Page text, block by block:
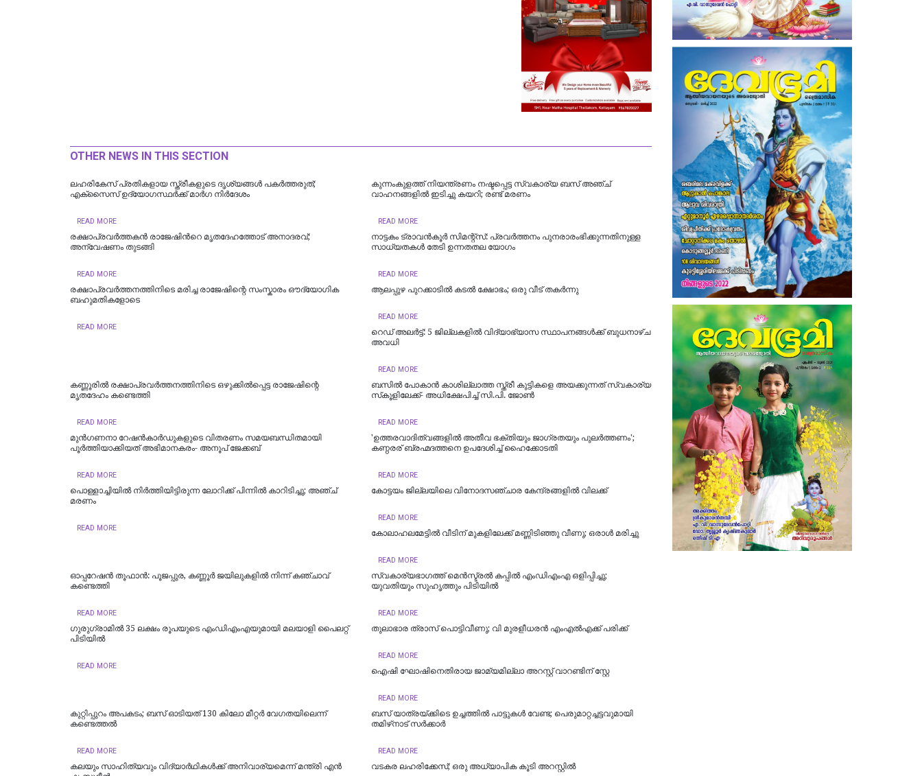
OTHER NEWS IN THIS SECTION
ലഹരികേസ് പ്രതികളായ സ്ത്രീകളുടെ ദൃശ്യങ്ങള്‍ പകര്‍ത്തരുത്;
എക്സൈസ് ഉദ്യോഗസ്ഥര്‍ക്ക് മാര്‍ഗ നിര്‍ദേശം
READ MORE
കുന്നംകുളത്ത് നിയന്ത്രണം നഷ്ടപ്പെട്ട സ്വകാര്യ ബസ് അഞ്ച്
വാഹനങ്ങളിൽ ഇടിച്ചു കയറി; രണ്ട് മരണം
READ MORE
രക്ഷാപ്രവർത്തകൻ രാജേഷിന്‍റെ മൃതദേഹത്തോട് അനാദരവ്;
അന്വേഷണം തുടങ്ങി
READ MORE
നാട്ടകം ട്രാവൻകൂർ സിമന്റ്സ്: പ്രവർത്തനം പുനരാരംഭിക്കുന്നതിനുള്ള
സാധ്യതകൾ തേടി ഉന്നതതല യോഗം
READ MORE
രക്ഷാപ്രവർത്തനത്തിനിടെ മരിച്ച രാജേഷിന്റെ സംസ്കാരം ഔദ്യോ​ഗിക
ബഹുമതികളോടെ
READ MORE
ആലപ്പുഴ പുറക്കാടിൽ കടൽ ക്ഷോഭം; ഒരു വീട് തകർന്നു
READ MORE
റെഡ് അലർട്ട്: 5 ജില്ലകളിൽ വിദ്യാഭ്യാസ സ്ഥാപനങ്ങൾക്ക് ബുധനാഴ്ച
അവധി
READ MORE
കണ്ണൂരിൽ രക്ഷാപ്രവർത്തനത്തിനിടെ ഒഴുക്കിൽപ്പെട്ട രാജേഷിന്റെ
മൃതദേഹം കണ്ടെത്തി
READ MORE
ബസിൽ പോകാൻ കാശില്ലാത്ത സ്ത്രീ കുട്ടികളെ അയക്കുന്നത് സ്വകാര്യ
സ്‌കൂളിലേക്ക്- അധിക്ഷേപിച്ച് സി.പി. ജോൺ
READ MORE
മുൻഗണനാ റേഷൻകാർഡുകളുടെ വിതരണം സമയബന്ധിതമായി
പൂർത്തിയാക്കിയത് അഭിമാനകരം- അനൂപ് ജേക്കബ്
READ MORE
'ഉത്തരവാദിത്വങ്ങളിൽ അതീവ ഭക്തിയും ജാഗ്രതയും പുലര്‍ത്തണം';
കണ്ഠരര് ബ്രഹ്മദത്തനെ ഉപദേശിച്ച് ഹൈക്കോടതി
READ MORE
പൊള്ളാച്ചിയില്‍ നിർത്തിയിട്ടിരുന്ന ലോറിക്ക് പിന്നിൽ കാറിടിച്ചു; അഞ്ച്
മരണം
READ MORE
കോട്ടയം ജില്ലയിലെ വിനോദസഞ്ചാര കേന്ദ്രങ്ങളിൽ വിലക്ക്
READ MORE
കോലാഹലമേട്ടിൽ വീടിന് മുകളിലേക്ക് മണ്ണിടിഞ്ഞു വീണു; ഒരാൾ മരിച്ചു
READ MORE
ഓപ്പറേഷൻ തൂഫാൻ: പൂജപ്പുര, കണ്ണൂർ ജയിലുകളിൽ നിന്ന് കഞ്ചാവ്
കണ്ടെത്തി
READ MORE
സ്വകാര്യഭാഗത്ത് മെൻസ്ട്രൽ കപ്പിൽ എംഡിഎംഎ ഒളിപ്പിച്ചു;
യുവതിയും സുഹൃത്തും പിടിയിൽ
READ MORE
ഗുരുഗ്രാമിൽ 35 ലക്ഷം രൂപയുടെ എംഡിഎംഎയുമായി മലയാളി പൈലറ്റ്
പിടിയില്‍
READ MORE
തുലാഭാര ത്രാസ് പൊട്ടിവീണു; വി മുരളീധരന്‍ എംഎല്‍എക്ക് പരിക്ക്
READ MORE
ഐഷി ഘോഷിനെതിരായ ജാമ്യമില്ലാ അറസ്റ്റ് വാറണ്ടിന് സ്റ്റേ
READ MORE
കുറ്റിപ്പുറം അപകടം; ബസ് ഓടിയത് 130 കിലോ മീറ്റർ വേഗതയിലെന്ന്
കണ്ടെത്തൽ
READ MORE
ബസ് യാത്രയ്ക്കിടെ ഉച്ചത്തിൽ പാട്ടുകൾ വേണ്ട; പെരുമാറ്റച്ചട്ടവുമായി
തമിഴ്‌നാട് സര്‍ക്കാര്‍
READ MORE
കലയും സാഹിത്യവും വിദ്യാർഥികൾക്ക് അനിവാര്യമെന്ന് മന്ത്രി എൻ
വടകര ലഹരിക്കേസ്; ഒരു അധ്യാപിക കൂടി അറസ്റ്റില്‍